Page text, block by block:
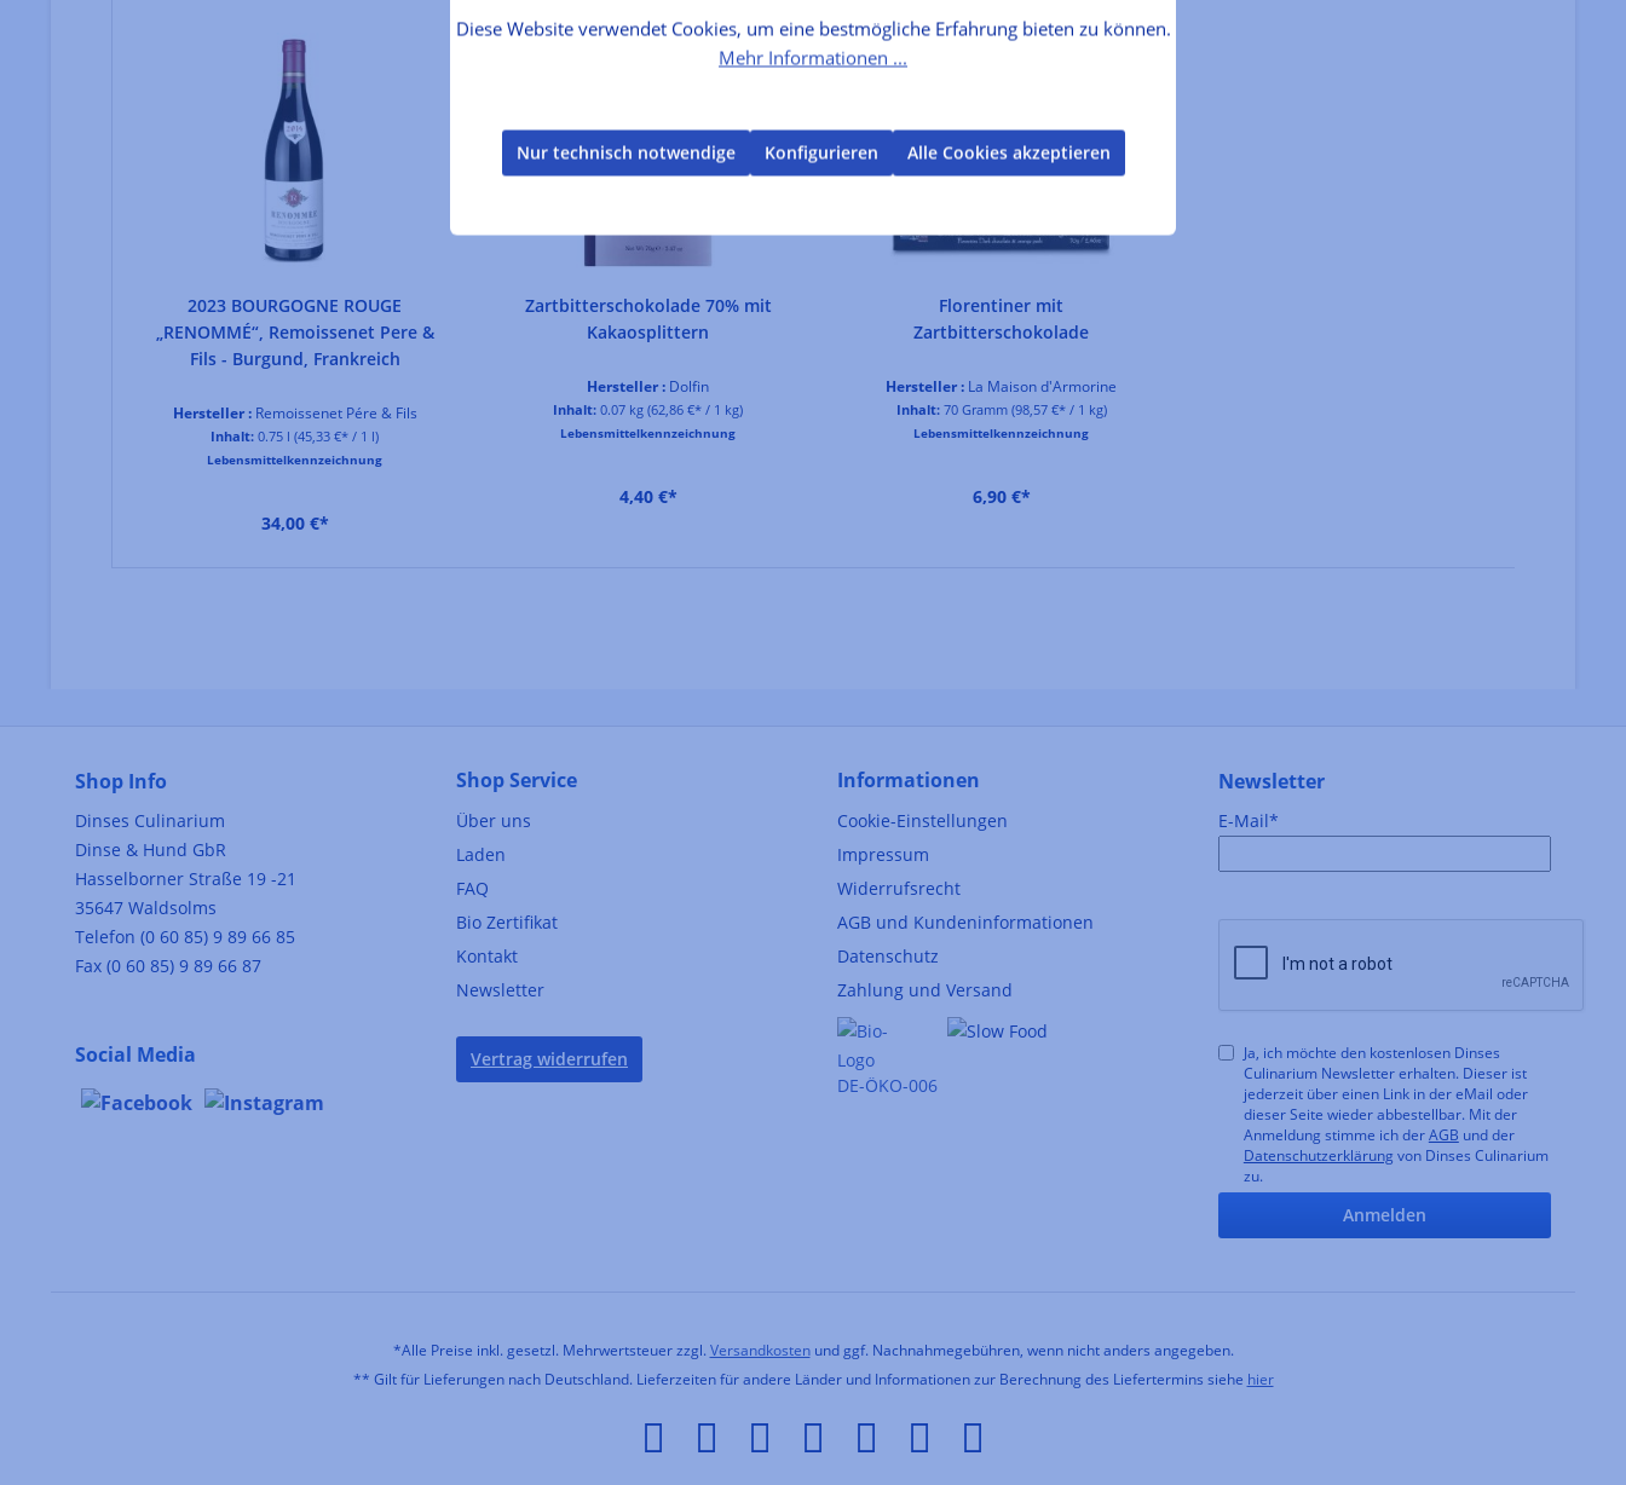
2023 BOURGOGNE ROUGE
„RENOMMÉ“, Remoissenet Pere &
Fils - Burgund, Frankreich
Hersteller :Remoissenet Pére & Fils
Inhalt: 0.75 l(45,33 €* / 1 l)
Lebensmittelkennzeichnung
34,00 €*
Zartbitterschokolade 70% mit
Kakaosplittern
Hersteller : Dolfin
Inhalt: 0.07 kg(62,86 €* / 1 kg)
Lebensmittelkennzeichnung
4,40 €*
Florentiner mit
Zartbitterschokolade
Hersteller : La Maison d'Armorine
Inhalt: 70 Gramm (98,57 €* / 1 kg)
Lebensmittelkennzeichnung
6,90 €*
Shop Info
Dinses Culinarium
Dinse & Hund GbR
Hasselborner Straße 19 -21
35647 Waldsolms
Telefon (0 60 85) 9 89 66 85
Fax (0 60 85) 9 89 66 87
Social Media
Shop Service
Über uns
Laden
FAQ
Bio Zertifikat
Kontakt
Newsletter
Vertrag widerrufen
Informationen
Cookie-Einstellungen
Impressum
Widerrufsrecht
AGB und Kundeninformationen
Datenschutz
Zahlung und Versand
DE-ÖKO-006
Newsletter
E-Mail*
Ja, ich möchte den kostenlosen Dinses
Culinarium Newsletter erhalten. Dieser ist
jederzeit über einen Link in der eMail oder
dieser Seite wieder abbestellbar. Mit der
Anmeldung stimme ich derAGB und der
Datenschutzerklärung von Dinses Culinarium
zu.
Anmelden
*Alle Preise inkl. gesetzl. Mehrwertsteuer zzgl. Versandkostenund ggf. Nachnahmegebühren, wenn nicht anders angegeben.
** Gilt für Lieferungen nach Deutschland. Lieferzeiten für andere Länder und Informationen zur Berechnung des Liefertermins siehe hier
Diese Website verwendet Cookies, um eine bestmögliche Erfahrung bieten zu können.
Mehr Informationen ...
Nur technisch notwendige Konfigurieren Alle Cookies akzeptieren